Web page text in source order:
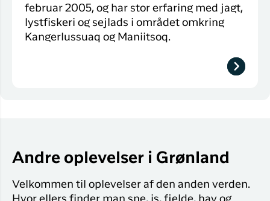
februar 2005, og har stor erfaring med jagt,
lystfiskeri og sejlads i området omkring
Kangerlussuaq og Maniitsoq.
Andre oplevelser i Grønland
Velkommen til oplevelser af den anden verden.